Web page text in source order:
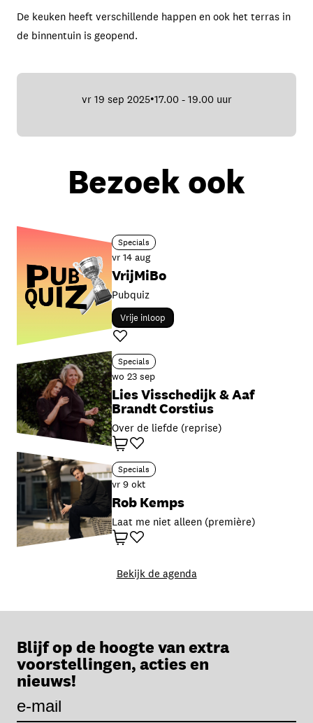
De keuken heeft verschillende happen en ook het terras in
de binnentuin is geopend.
vr 19 sep 2025•17.00 - 19.00 uur
Bezoek ook
Specials
vr 14 aug
VrijMiBo
Pubquiz
Vrije inloop
Favoriet
Specials
wo 23 sep
Lies Visschedijk & Aaf
Brandt Corstius
Over de liefde (reprise)
Favoriet
Winkelwagen
Specials
vr 9 okt
Rob Kemps
Laat me niet alleen (première)
Favoriet
Winkelwagen
Bekijk de agenda
Blijf op de hoogte van extra
voorstellingen, acties en
nieuws!